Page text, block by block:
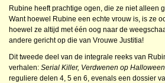
Rubine heeft prachtige ogen, die ze niet alleen
Want hoewel Rubine een echte vrouw is, is ze
hoewel ze altijd met één oog naar de
andere gericht op die van Vrouwe Justitia!
Dit tweede deel van de integrale reeks van
verhalen: Serial Killer, Verdwenen op Halloween
reguliere delen 4, 5 en 6, evenals een dossier